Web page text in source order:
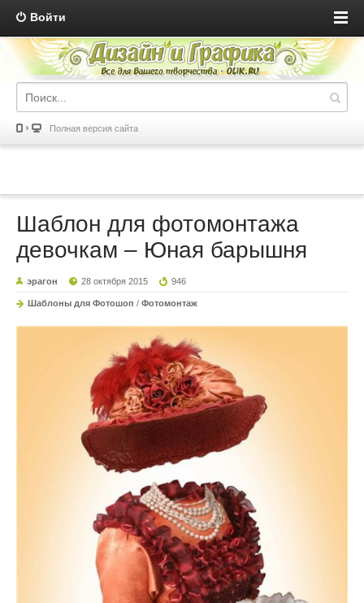
Войти
Полная версия сайта
Шаблон для фотомонтажа
девочкам – Юная барышня
эрагон 28 октября 2015 946
Шаблоны для Фотошоп / Фотомонтаж